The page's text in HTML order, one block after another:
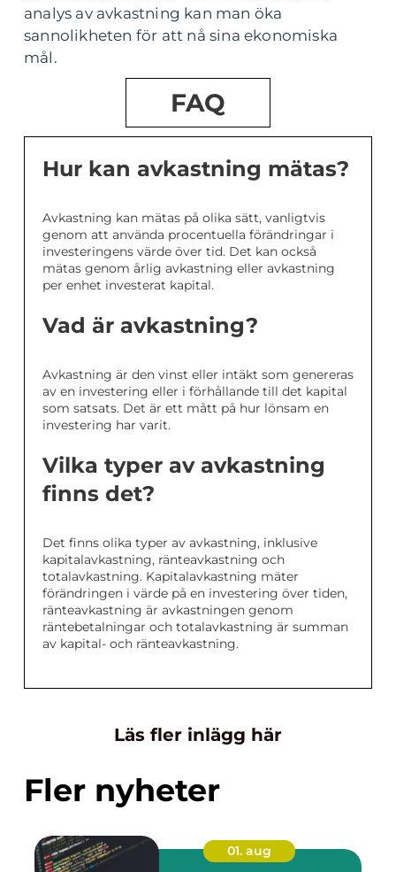
analys av avkastning kan man öka
sannolikheten för att nå sina ekonomiska
mål.
FAQ
Hur kan avkastning mätas?
Avkastning kan mätas på olika sätt, vanligtvis
genom att använda procentuella förändringar i
investeringens värde över tid. Det kan också
mätas genom årlig avkastning eller avkastning
per enhet investerat kapital.
Vad är avkastning?
Avkastning är den vinst eller intäkt som genereras
av en investering eller i förhållande till det kapital
som satsats. Det är ett mått på hur lönsam en
investering har varit.
Vilka typer av avkastning
finns det?
Det finns olika typer av avkastning, inklusive
kapitalavkastning, ränteavkastning och
totalavkastning. Kapitalavkastning mäter
förändringen i värde på en investering över tiden,
ränteavkastning är avkastningen genom
räntebetalningar och totalavkastning är summan
av kapital- och ränteavkastning.
Läs fler inlägg här
Fler nyheter
01. aug